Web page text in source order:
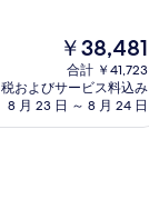
現
在
の
料
金
￥38,481
合計 ￥41,723
税およびサービス料込み
8 月 23 日 ～ 8 月 24 日